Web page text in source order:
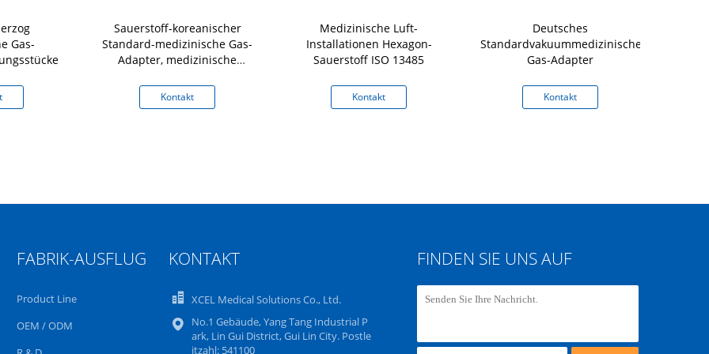
Gas-
Sauerstoff-koreanischer
Standard-medizinische Gas-
Adapter, medizinische
Kontakt
Medizinische Luft-
Installationen Hexagon-
Sauerstoff ISO 13485
Kontakt
Deutsches
Standardvakuummedizinische
Gas-Adapter
Kontakt
FABRIK-AUSFLUG
Product Line
OEM / ODM
KONTAKT
XCEL Medical Solutions Co., Ltd.
No.1 Gebäude, Yang Tang Industrial P
ark, Lin Gui District, Gui Lin City. Postle
itzahl: 541100
FINDEN SIE UNS AUF